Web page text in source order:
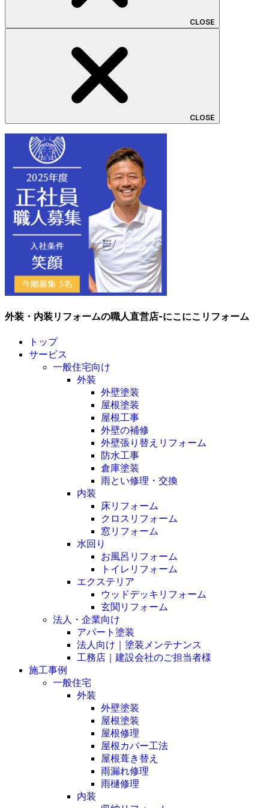
CLOSE
CLOSE
外装・内装リフォームの職人直営店-にこにこリフォーム
トップ
サービス
一般住宅向け
外装
外壁塗装
屋根塗装
屋根工事
外壁の補修
外壁張り替えリフォーム
防水工事
倉庫塗装
雨とい修理・交換
内装
床リフォーム
クロスリフォーム
窓リフォーム
水回り
お風呂リフォーム
トイレリフォーム
エクステリア
ウッドデッキリフォーム
玄関リフォーム
法人・企業向け
アパート塗装
法人向け｜塗装メンテナンス
工務店｜建設会社のご担当者様
施工事例
一般住宅
外装
外壁塗装
屋根塗装
屋根修理
屋根カバー工法
屋根葺き替え
雨漏れ修理
雨樋修理
内装